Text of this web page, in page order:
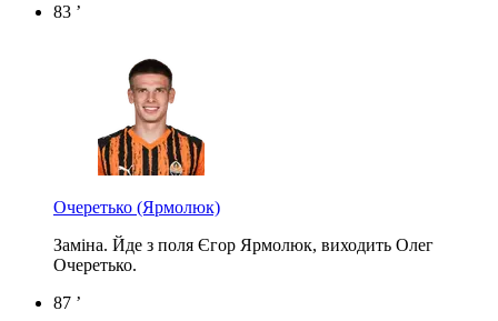
83 ’
Очеретько (Ярмолюк)
Заміна. Йде з поля Єгор Ярмолюк, виходить Олег
Очеретько.
87 ’